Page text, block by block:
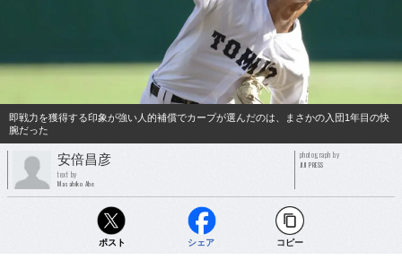
即戦力を獲得する印象が強い人的補償でカープが選んだのは、まさかの入団1年目の快
腕だった
安倍昌彦
text by
Masahiko Abe
photograph by
JIJI PRESS
ポスト シェア コピー